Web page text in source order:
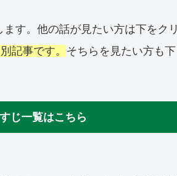
す。他の話が見たい方は下をクリ
記事です。 そちらを見たい方も
じ一覧はこちら